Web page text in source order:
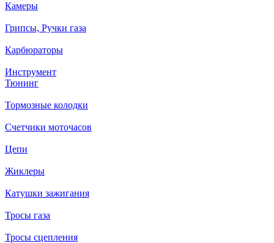
Камеры
Грипсы, Ручки газа
Карбюраторы
Инструмент
Тюнинг
Тормозные колодки
Счетчики моточасов
Цепи
Жиклеры
Катушки зажигания
Тросы газа
Тросы сцепления